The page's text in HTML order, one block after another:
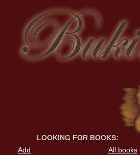
LOOKING FOR BOOKS:
Add
All books